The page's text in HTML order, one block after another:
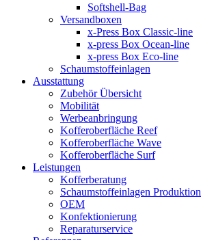
Softshell-Bag
Versandboxen
x-Press Box Classic-line
x-press Box Ocean-line
x-press Box Eco-line
Schaumstoffeinlagen
Ausstattung
Zubehör Übersicht
Mobilität
Werbeanbringung
Kofferoberfläche Reef
Kofferoberfläche Wave
Kofferoberfläche Surf
Leistungen
Kofferberatung
Schaumstoffeinlagen Produktion
OEM
Konfektionierung
Reparaturservice